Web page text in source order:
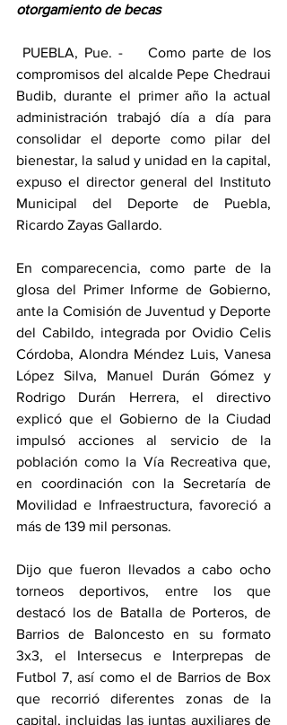
otorgamiento de becas
compromisos del alcalde Pepe Chedraui
Budib, durante el primer año la actual
administración trabajó día a día para
consolidar el deporte como pilar del
bienestar, la salud y unidad en la capital,
expuso el director general del Instituto
Municipal del Deporte de Puebla,
Ricardo Zayas Gallardo.
En comparecencia, como parte de la
glosa del Primer Informe de Gobierno,
ante la Comisión de Juventud y Deporte
del Cabildo, integrada por Ovidio Celis
Córdoba, Alondra Méndez Luis, Vanesa
López Silva, Manuel Durán Gómez y
Rodrigo Durán Herrera, el directivo
explicó que el Gobierno de la Ciudad
impulsó acciones al servicio de la
población como la Vía Recreativa que,
en coordinación con la Secretaría de
Movilidad e Infraestructura, favoreció a
más de 139 mil personas.
Dijo que fueron llevados a cabo ocho
torneos deportivos, entre los que
destacó los de Batalla de Porteros, de
Barrios de Baloncesto en su formato
3x3, el Intersecus e Interprepas de
Futbol 7, así como el de Barrios de Box
que recorrió diferentes zonas de la
capital, incluidas las juntas auxiliares de